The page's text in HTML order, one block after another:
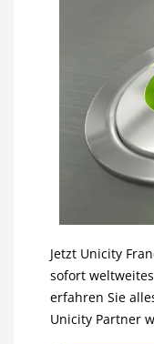
Jetzt Unicity
sofort
erfahren Sie
Unicity Partner